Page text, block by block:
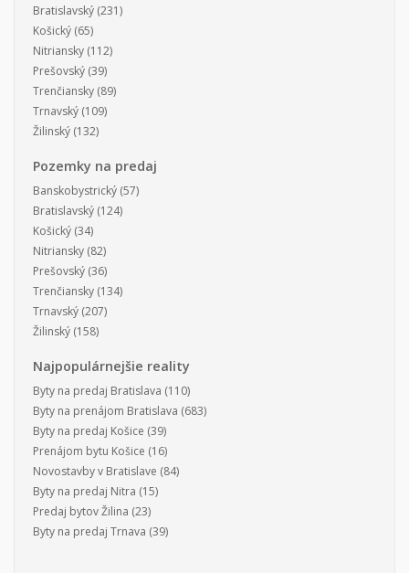
Bratislavský (231)
Košický (65)
Nitriansky (112)
Prešovský (39)
Trenčiansky (89)
Trnavský (109)
Žilinský (132)
Pozemky na predaj
Banskobystrický (57)
Bratislavský (124)
Košický (34)
Nitriansky (82)
Prešovský (36)
Trenčiansky (134)
Trnavský (207)
Žilinský (158)
Najpopulárnejšie reality
Byty na predaj Bratislava (110)
Byty na prenájom Bratislava (683)
Byty na predaj Košice (39)
Prenájom bytu Košice (16)
Novostavby v Bratislave (84)
Byty na predaj Nitra (15)
Predaj bytov Žilina (23)
Byty na predaj Trnava (39)